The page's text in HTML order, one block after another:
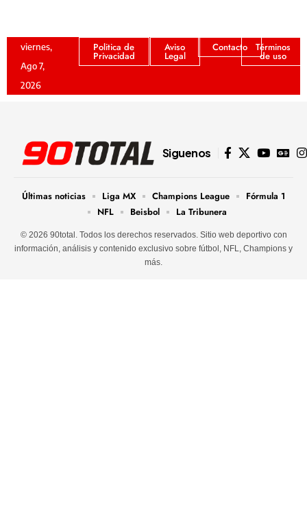
viernes,
Ago 7,
2026
Politica de
Privacidad
Aviso
Legal
Contacto Términos
de uso
Siguenos
© 2026 90total. Todos los derechos reservados. Sitio web deportivo con
información, análisis y contenido exclusivo sobre fútbol, NFL, Champions y
más.
Últimas noticias Liga MX Champions League
Fórmula 1
NFL
Beisbol La Tribunera